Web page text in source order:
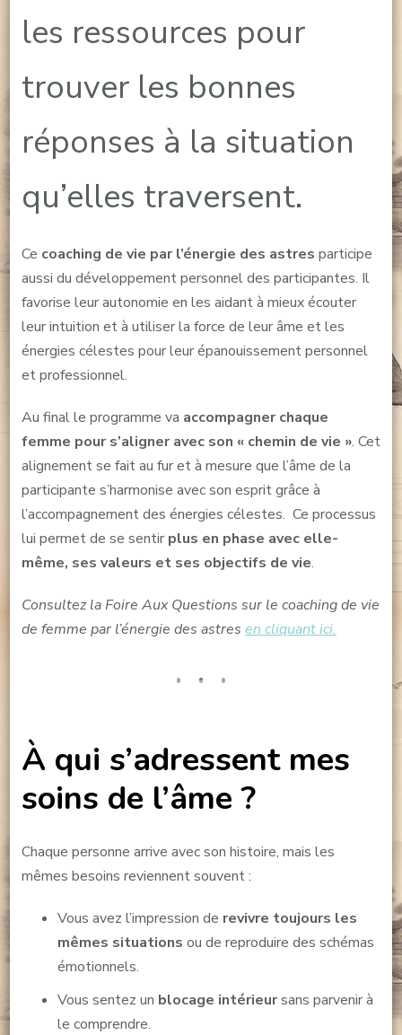
les ressources pour
trouver les bonnes
réponses à la situation
qu’elles traversent.
Ce coaching de vie par l’énergie des astres participe
aussi du développement personnel des participantes. Il
favorise leur autonomie en les aidant à mieux écouter
leur intuition et à utiliser la force de leur âme et les
énergies célestes pour leur épanouissement personnel
et professionnel.
Au final le programme va accompagner chaque
femme pour s’aligner avec son « chemin de vie ». Cet
alignement se fait au fur et à mesure que l’âme de la
participante s’harmonise avec son esprit grâce à
l’accompagnement des énergies célestes. Ce processus
lui permet de se sentir plus en phase avec elle-
même, ses valeurs et ses objectifs de vie.
Consultez la Foire Aux Questions sur le coaching de vie
de femme par l’énergie des astres en cliquant ici.
À qui s’adressent mes
soins de l’âme ?
Chaque personne arrive avec son histoire, mais les
mêmes besoins reviennent souvent :
Vous avez l’impression de revivre toujours les
mêmes situations ou de reproduire des schémas
émotionnels.
Vous sentez un blocage intérieursans parvenir à
le comprendre.